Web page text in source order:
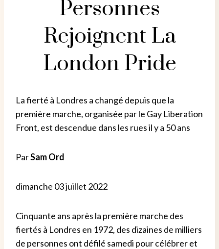
Personnes
Rejoignent La
London Pride
La fierté à Londres a changé depuis que la
première marche, organisée par le Gay Liberation
Front, est descendue dans les rues il y a 50 ans
ParSam Ord
dimanche 03 juillet 2022
Cinquante ans après la première marche des
fiertés à Londres en 1972, des dizaines de milliers
de personnes ont défilé samedi pour célébrer et